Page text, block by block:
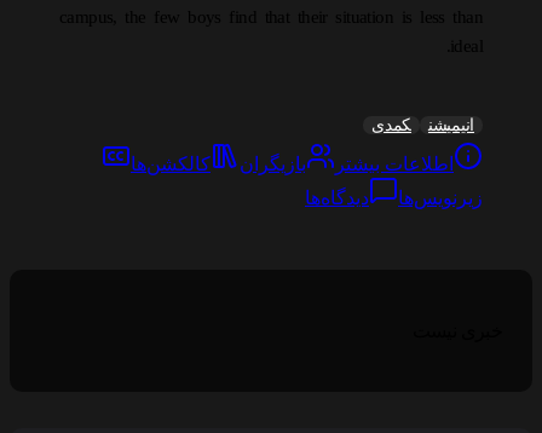
campus, the few boys find that their situation is less than
ideal.
انیمیشن کمدی
اطلاعات بیشتر بازیگران
کالکشن‌ها
زیرنویس‌ها
دیدگاه‌ها